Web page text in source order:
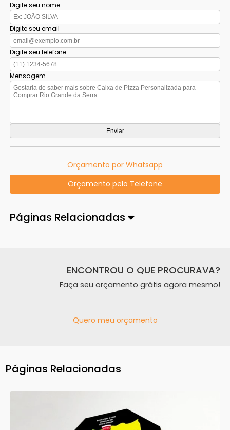
Digite seu nome
Digite seu email
Digite seu telefone
Mensagem
Orçamento por Whatsapp
Orçamento pelo Telefone
Páginas Relacionadas
ENCONTROU O QUE PROCURAVA?
Faça seu orçamento grátis agora mesmo!
Quero meu orçamento
Páginas Relacionadas